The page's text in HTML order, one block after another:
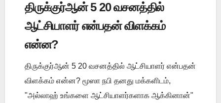
திருக்குர்ஆன் 5 20 வசனத்தில்
ஆட்சியாளர் என்பதன் விளக்கம்
என்ன?
திருக்குர்ஆன் 5 20 வசனத்தில் ஆட்சியாளர் என்பதன்
விளக்கம் என்ன? மூஸா நபி தனது மக்களிடம்,
"அல்லாஹ் உங்களை ஆட்சியாளர்களாக ஆக்கினான்"